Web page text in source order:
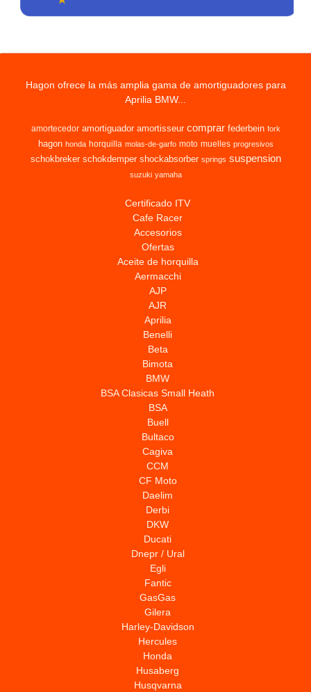
Hagon ofrece la más amplia gama de amortiguadores para
Aprilia BMW...
amortecedor amortiguador amortisseur comprar federbein fork
hagon honda horquilla molas-de-garfo moto muelles progresivos
schokbreker schokdemper shockabsorber springs suspension
suzuki yamaha
Certificado ITV
Cafe Racer
Accesorios
Ofertas
Aceite de horquilla
Aermacchi
AJP
AJR
Aprilia
Benelli
Beta
Bimota
BMW
BSA Clasicas Small Heath
BSA
Buell
Bultaco
Cagiva
CCM
CF Moto
Daelim
Derbi
DKW
Ducati
Dnepr / Ural
Egli
Fantic
GasGas
Gilera
Harley-Davidson
Hercules
Honda
Husaberg
Husqvarna